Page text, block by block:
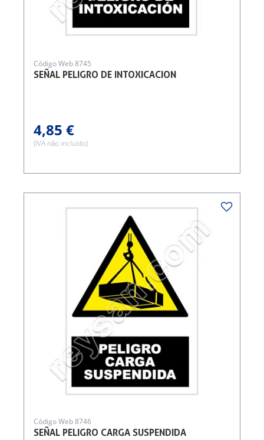
SEÑAL PELIGRO DE INTOXICACION
Código Web 8745
4,85 €
(IVA não incluído)
SEÑAL PELIGRO CARGA SUSPENDIDA
Código Web 8746